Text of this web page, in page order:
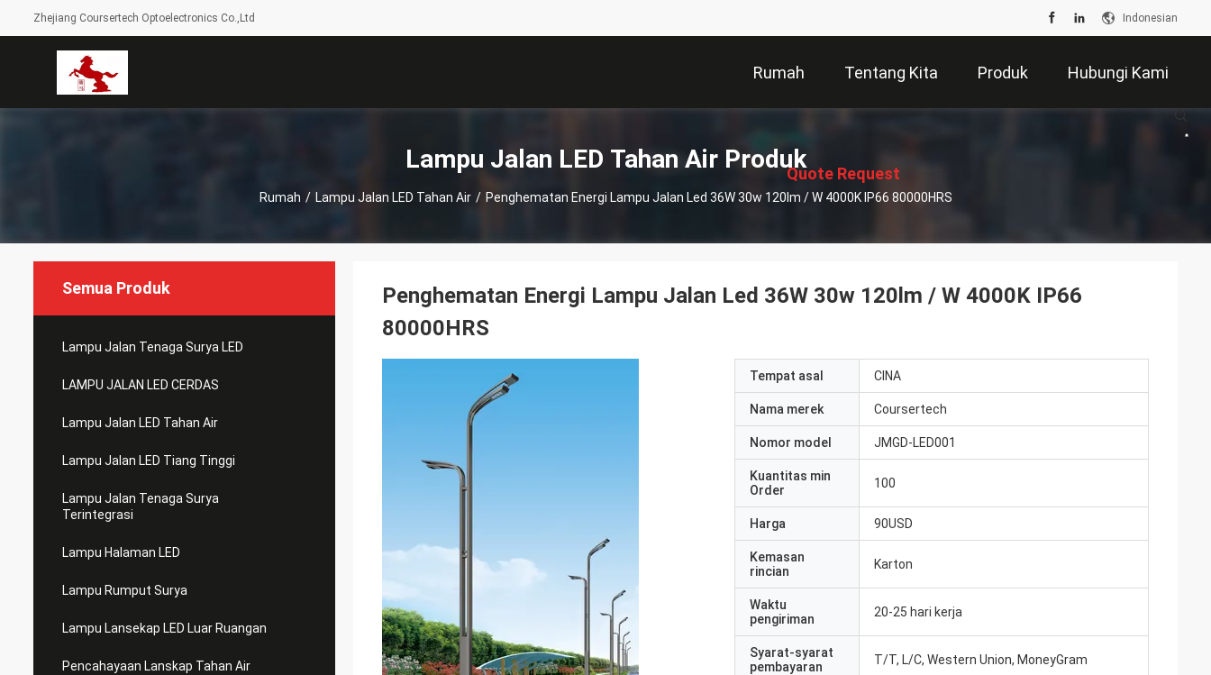
Zhejiang Coursertech Optoelectronics Co.,Ltd Indonesian
Rumah Tentang Kita Produk Hubungi Kami
述
Quote Request
Suatu
Lampu Jalan LED Tahan Air Produk
Rumah / Lampu Jalan LED Tahan Air / Penghematan Energi Lampu Jalan Led 36W 30w 120lm / W 4000K IP66 80000HRS
Semua Produk
Lampu Jalan Tenaga Surya LED
LAMPU JALAN LED CERDAS
Lampu Jalan LED Tahan Air
Lampu Jalan LED Tiang Tinggi
Lampu Jalan Tenaga Surya
Terintegrasi
Lampu Halaman LED
Lampu Rumput Surya
Lampu Lansekap LED Luar Ruangan
Pencahayaan Lanskap Tahan Air
Penghematan Energi Lampu Jalan Led 36W 30w 120lm / W 4000K IP66
80000HRS
Tempat asal CINA
Nama merek Coursertech
Nomor model JMGD-LED001
Kuantitas min
Order
100
Harga 90USD
Kemasan
rincian
Karton
Waktu
pengiriman
20-25 hari kerja
Syarat-syarat
pembayaran
T/T, L/C, Western Union, MoneyGram